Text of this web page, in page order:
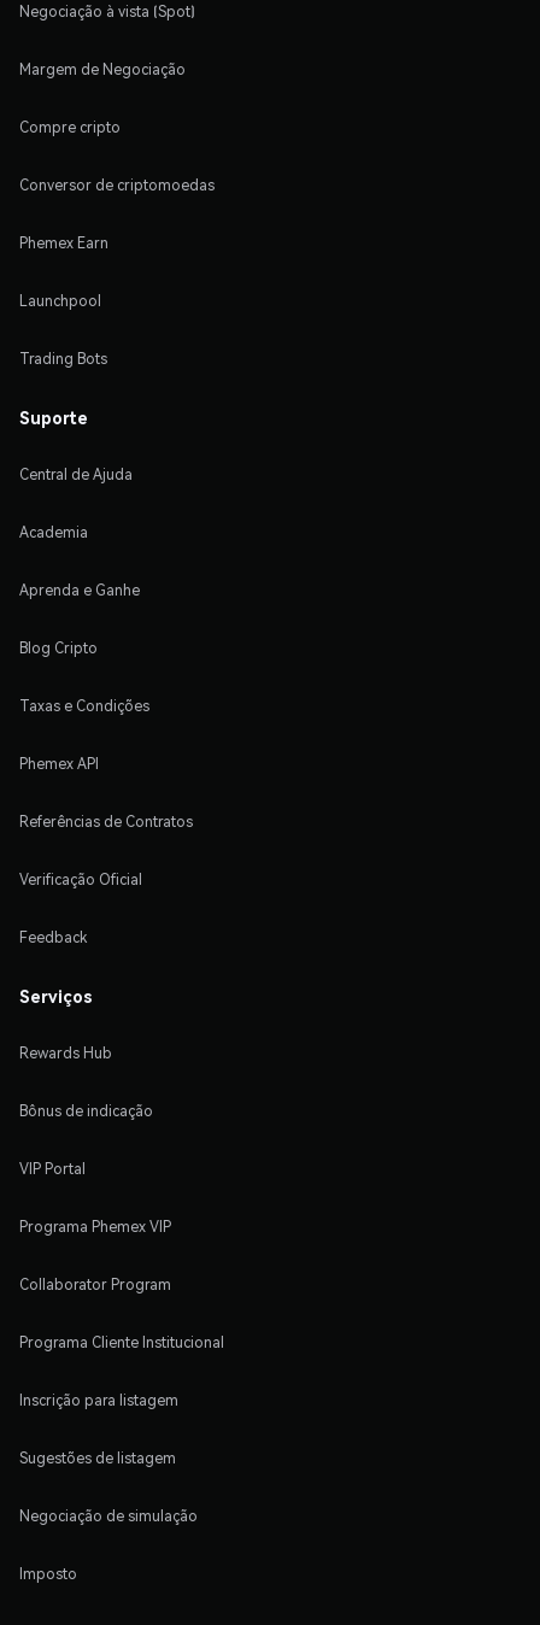
Negociação à vista (Spot)
Margem de Negociação
Compre cripto
Conversor de criptomoedas
Phemex Earn
Launchpool
Trading Bots
Suporte
Central de Ajuda
Academia
Aprenda e Ganhe
Blog Cripto
Taxas e Condições
Phemex API
Referências de Contratos
Verificação Oficial
Feedback
Serviços
Rewards Hub
Bônus de indicação
VIP Portal
Programa Phemex VIP
Collaborator Program
Programa Cliente Institucional
Inscrição para listagem
Sugestões de listagem
Negociação de simulação
Imposto